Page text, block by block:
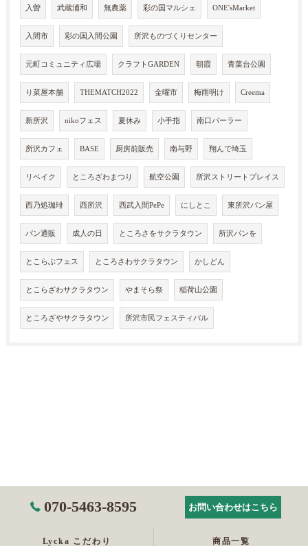
入曽 武蔵浦和 無農薬 彩の国マルシェ ONE'sMarket
入間市 彩の国入間公園 所沢ものづくりセンター
元町コミュニティ広場 クラフトGARDEN 朝霞 青葉台公園
り菜屋本舗 THEMATCH2022 金曜市 梅雨明け Creema
新所沢 nikoフェス 夏休み 小手指 南口パーラー
所沢カフェ BASE 厨房前販売 南与野 翔んで埼玉
リベイク ところざわまつり 航空公園 所沢ストリートプレイス
西乃処珈琲 西所沢 西武入間PePe にしとこ 東所沢パン屋
パン通販 成人の日 ところさをサクラタウン 所沢パンを
とこらぶフェス ところさわサクラタウン かしどん
とこらざわサクラタウン やまそら祭 稲荷山公園
ところざやサクラタウン 所沢市民フェスティバル
070-5463-8595 お問い合わせはこちら
Lycka こだわり 商品一覧